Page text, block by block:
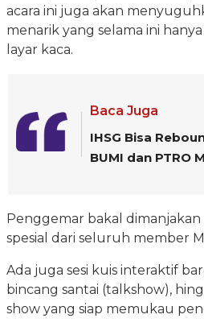
acara ini juga akan
menarik yang selama ini
layar kaca.
Baca Juga
IHSG Bisa
BUMI dan PTRO
Penggemar bakal dimanjakan
spesial dari seluruh member
Ada juga sesi kuis interaktif
bincang santai (talkshow),
show yang siap memukau